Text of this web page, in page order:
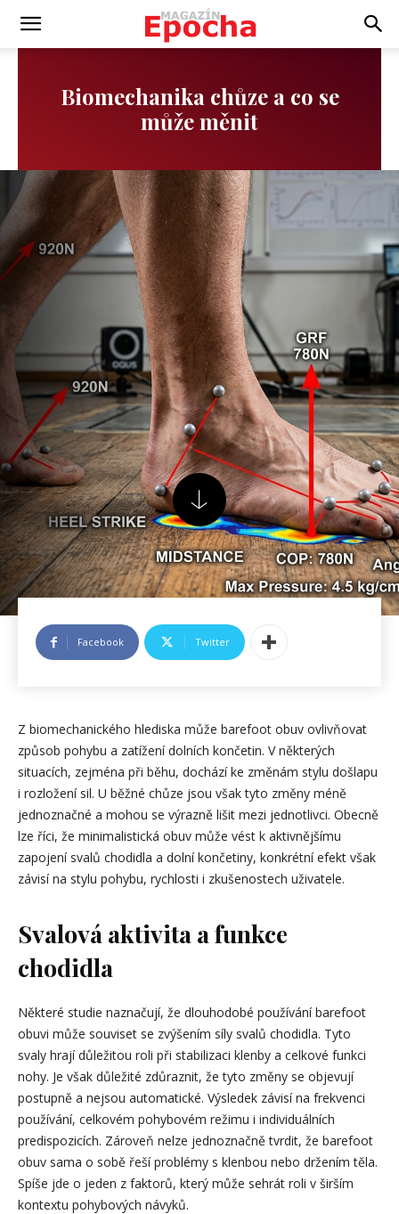
Biomechanika chůze a co se
může měnit
Facebook Twitter
Z biomechanického hlediska může barefoot obuv ovlivňovat
způsob pohybu a zatížení dolních končetin. V některých
situacích, zejména při běhu, dochází ke změnám stylu došlapu
i rozložení sil. U běžné chůze jsou však tyto změny méně
jednoznačné a mohou se výrazně lišit mezi jednotlivci. Obecně
lze říci, že minimalistická obuv může vést k aktivnějšímu
zapojení svalů chodidla a dolní končetiny, konkrétní efekt však
závisí na stylu pohybu, rychlosti i zkušenostech uživatele.
Svalová aktivita a funkce
chodidla
Některé studie naznačují, že dlouhodobé používání barefoot
obuvi může souviset se zvýšením síly svalů chodidla. Tyto
svaly hrají důležitou roli při stabilizaci klenby a celkové funkci
nohy. Je však důležité zdůraznit, že tyto změny se objevují
postupně a nejsou automatické. Výsledek závisí na frekvenci
používání, celkovém pohybovém režimu i individuálních
predispozicích. Zároveň nelze jednoznačně tvrdit, že barefoot
obuv sama o sobě řeší problémy s klenbou nebo držením těla.
Spíše jde o jeden z faktorů, který může sehrát roli v širším
kontextu pohybových návyků.